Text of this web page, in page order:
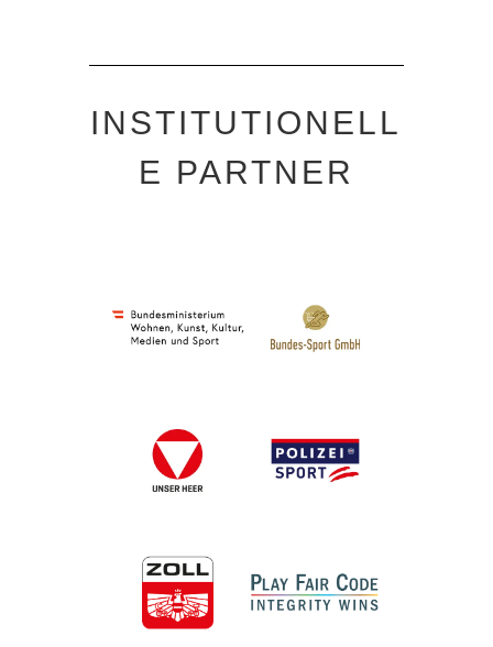
INSTITUTIONELL
E PARTNER